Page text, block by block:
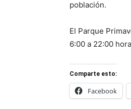
población.
El Parque
6:00 a 22:00
Comparte esto:
Facebook